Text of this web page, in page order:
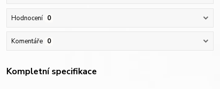
Hodnocení 0
Komentáře 0
Kompletní specifikace